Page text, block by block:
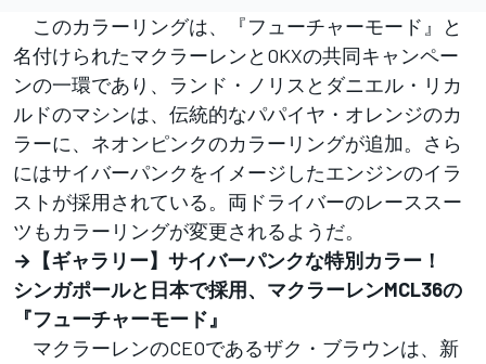
このカラーリングは、『フューチャーモード』と
名付けられたマクラーレンとOKXの共同キャンペー
ンの一環であり、ランド・ノリスとダニエル・リカ
ルドのマシンは、伝統的なパパイヤ・オレンジのカ
ラーに、ネオンピンクのカラーリングが追加。さら
にはサイバーパンクをイメージしたエンジンのイラ
ストが採用されている。両ドライバーのレーススー
ツもカラーリングが変更されるようだ。
→【ギャラリー】サイバーパンクな特別カラー！
シンガポールと日本で採用、マクラーレンMCL36の
『フューチャーモード』
マクラーレンのCEOであるザク・ブラウンは、新